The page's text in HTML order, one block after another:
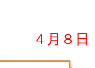
４月８